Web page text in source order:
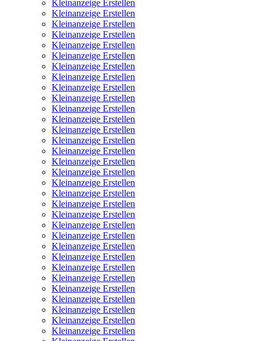
Kleinanzeige Erstellen
Kleinanzeige Erstellen
Kleinanzeige Erstellen
Kleinanzeige Erstellen
Kleinanzeige Erstellen
Kleinanzeige Erstellen
Kleinanzeige Erstellen
Kleinanzeige Erstellen
Kleinanzeige Erstellen
Kleinanzeige Erstellen
Kleinanzeige Erstellen
Kleinanzeige Erstellen
Kleinanzeige Erstellen
Kleinanzeige Erstellen
Kleinanzeige Erstellen
Kleinanzeige Erstellen
Kleinanzeige Erstellen
Kleinanzeige Erstellen
Kleinanzeige Erstellen
Kleinanzeige Erstellen
Kleinanzeige Erstellen
Kleinanzeige Erstellen
Kleinanzeige Erstellen
Kleinanzeige Erstellen
Kleinanzeige Erstellen
Kleinanzeige Erstellen
Kleinanzeige Erstellen
Kleinanzeige Erstellen
Kleinanzeige Erstellen
Kleinanzeige Erstellen
Kleinanzeige Erstellen
Kleinanzeige Erstellen